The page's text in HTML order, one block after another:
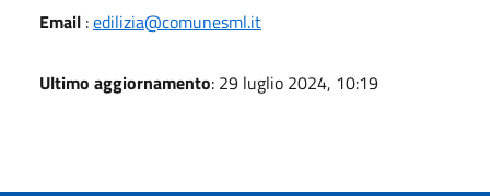
Email :edilizia@comunesml.it
Ultimo aggiornamento: 29 luglio 2024, 10:19